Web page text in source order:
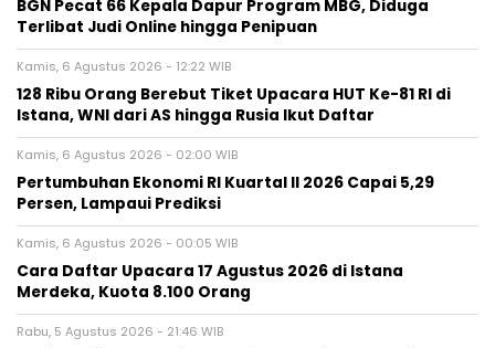
BGN Pecat 66 Kepala Dapur Program MBG, Diduga
Terlibat Judi Online hingga Penipuan
Kamis, 6 Agustus 2026 - 12:22 WIB
128 Ribu Orang Berebut Tiket Upacara HUT Ke-81 RI di
Istana, WNI dari AS hingga Rusia Ikut Daftar
Kamis, 6 Agustus 2026 - 02:00 WIB
Pertumbuhan Ekonomi RI Kuartal II 2026 Capai 5,29
Persen, Lampaui Prediksi
Kamis, 6 Agustus 2026 - 00:05 WIB
Cara Daftar Upacara 17 Agustus 2026 di Istana
Merdeka, Kuota 8.100 Orang
Rabu, 5 Agustus 2026 - 21:46 WIB